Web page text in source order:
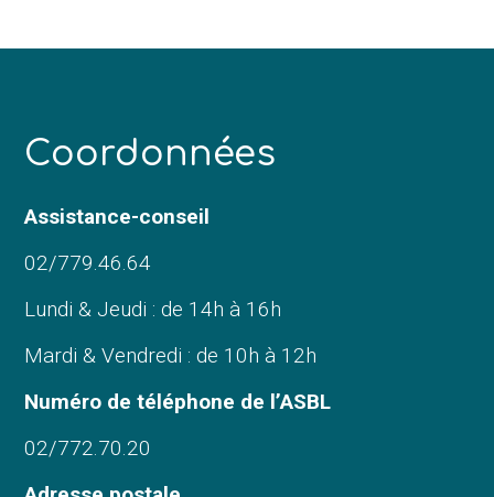
Coordonnées
Assistance-conseil
02/779.46.64
Lundi & Jeudi : de 14h à 16h
Mardi & Vendredi : de 10h à 12h
Numéro de téléphone de l’ASBL
02/772.70.20